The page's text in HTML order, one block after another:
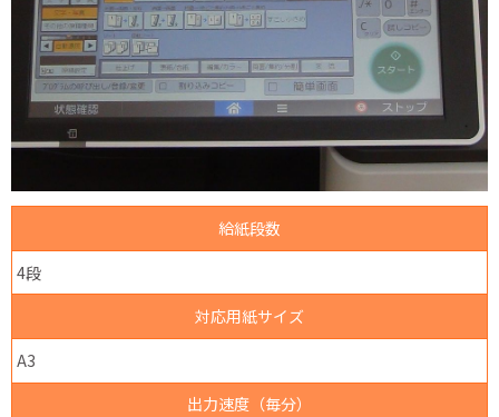
給紙段数
4段
対応用紙サイズ
A3
出力速度（毎分）